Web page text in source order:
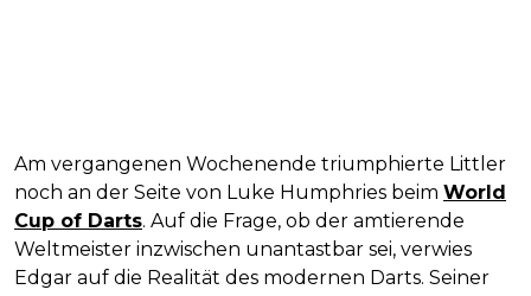
Am vergangenen Wochenende triumphierte Littler
noch an der Seite von Luke Humphries beim World
Cup of Darts. Auf die Frage, ob der amtierende
Weltmeister inzwischen unantastbar sei, verwies
Edgar auf die Realität des modernen Darts. Seiner